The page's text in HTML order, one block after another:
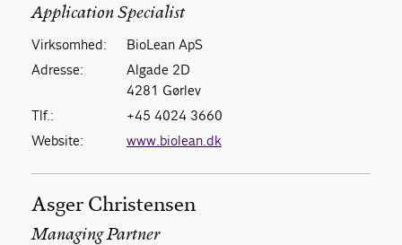
Application Specialist
Virksomhed:
BioLean ApS
Adresse:
Algade 2D
4281 Gørlev
Tlf.:
+45 4024 3660
Website:
www.biolean.dk
Asger Christensen
Managing Partner